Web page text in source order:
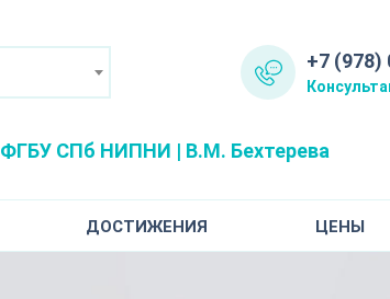
+7 (978)
ФГБУ СПб НИПНИ | В.М. Бехтерева
ДОСТИЖЕНИЯ ЦЕНЫ